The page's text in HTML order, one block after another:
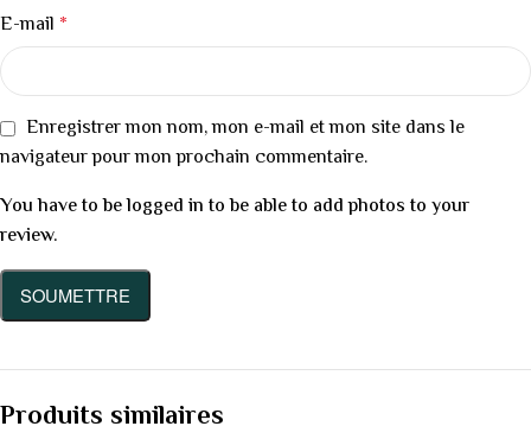
E-mail *
Enregistrer mon nom, mon e-mail et mon site dans le
navigateur pour mon prochain commentaire.
You have to be logged in to be able to add photos to your
review.
Produits similaires